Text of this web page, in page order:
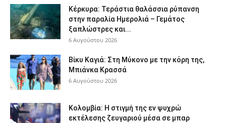
Κέρκυρα: Τεράστια θαλάσσια ρύπανση
στην παραλία Ημερολιά – Γεμάτος
ξαπλώστρες και...
6 Αυγούστου 2026
Βίκυ Καγιά: Στη Μύκονο με την κόρη της,
Μπιάνκα Κρασσά
6 Αυγούστου 2026
Κολομβία: Η στιγμή της εν ψυχρώ
εκτέλεσης ζευγαριού μέσα σε μπαρ